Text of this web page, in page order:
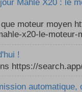
Mahle X20 : le
moteur moyen
x20-le-
!
https://
automatique,